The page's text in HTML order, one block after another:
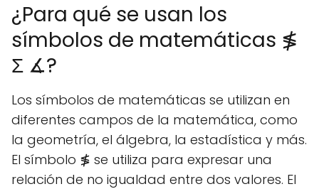
¿Para qué se usan los
símbolos de matemáticas ≸
Σ ∡?
Los símbolos de matemáticas se utilizan en
diferentes campos de la matemática, como
la geometría, el álgebra, la estadística y más.
El símbolo ≸ se utiliza para expresar una
relación de no igualdad entre dos valores. El